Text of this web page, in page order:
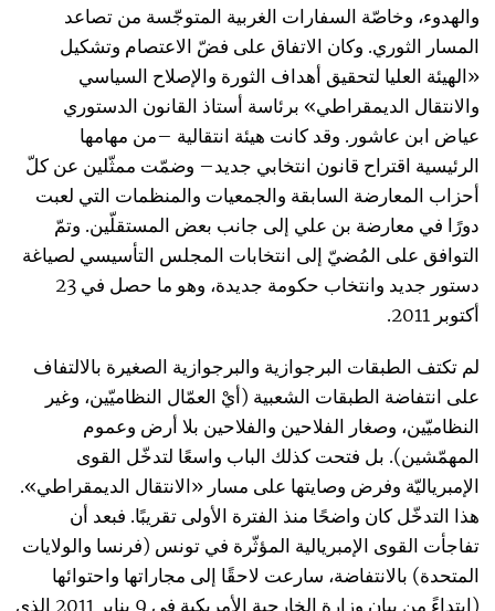
والهدوء، وخاصّة السفارات الغربية المتوجّسة من تصاعد
المسار الثوري. وكان الاتفاق على فضّ الاعتصام وتشكيل
«الهيئة العليا لتحقيق أهداف الثورة والإصلاح السياسي
والانتقال الديمقراطي» برئاسة أستاذ القانون الدستوري
عياض ابن عاشور. وقد كانت هيئة انتقالية –من مهامها
الرئيسية اقتراح قانون انتخابي جديد– وضمّت ممثّلين عن كلّ
أحزاب المعارضة السابقة والجمعيات والمنظمات التي لعبت
دورًا في معارضة بن علي إلى جانب بعض المستقلّين. وتمّ
التوافق على المُضيّ إلى انتخابات المجلس التأسيسي لصياغة
دستور جديد وانتخاب حكومة جديدة، وهو ما حصل في 23
أكتوبر 2011.
لم تكتف الطبقات البرجوازية والبرجوازية الصغيرة بالالتفاف
على انتفاضة الطبقات الشعبية (أيْ العمّال النظاميّين، وغير
النظاميّين، وصغار الفلاحين والفلاحين بلا أرض وعموم
المهمّشين). بل فتحت كذلك الباب واسعًا لتدخّل القوى
الإمبرياليّة وفرض وصايتها على مسار «الانتقال الديمقراطي».
هذا التدخّل كان واضحًا منذ الفترة الأولى تقريبًا. فبعد أن
تفاجأت القوى الإمبريالية المؤثّرة في تونس (فرنسا والولايات
المتحدة) بالانتفاضة، سارعت لاحقًا إلى مجاراتها واحتوائها
(ابتداءً من بيان وزارة الخارجية الأمريكية في 9 يناير 2011 الذي